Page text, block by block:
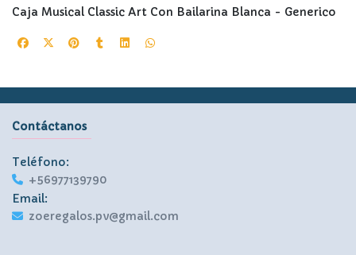
Caja Musical Classic Art Con Bailarina Blanca - Generico
Contáctanos
Teléfono:
+56977139790
Email:
zoeregalos.pv@gmail.com